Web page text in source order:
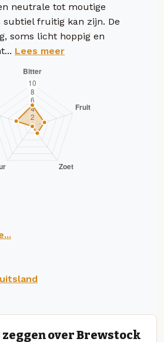
neutrale tot moutige
subtiel fruitig kan zijn. De
soms licht hoppig en
Lees meer
over Brewstock